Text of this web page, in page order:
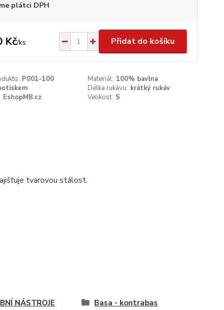
plátci DPH
Kč/ks Přidat do košíku
P001-100 Materiál: 100% bavlna
Délka rukávu: krátký rukáv
EshopMB.cz Velikost: S
tvarovou stálost.
NÁSTROJE
Basa - kontrabas